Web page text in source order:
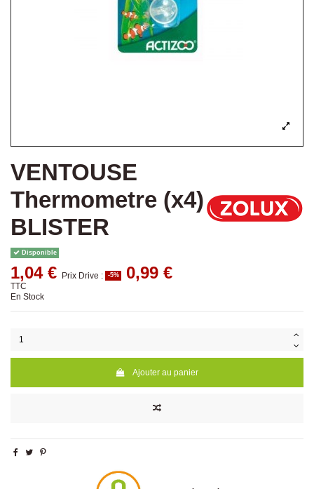
VENTOUSE
Thermometre (x4)
BLISTER
Disponible
1,04 € Prix Drive : -5% 0,99 €
TTC
En Stock
Ajouter au panier